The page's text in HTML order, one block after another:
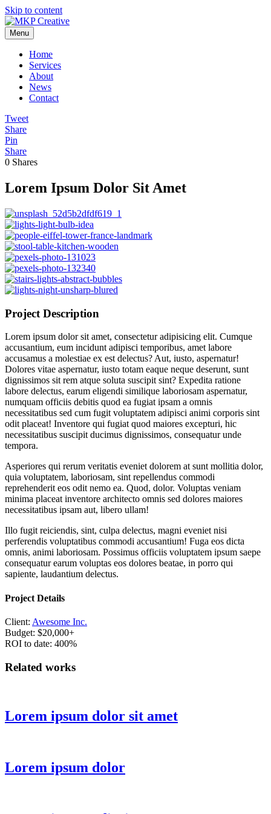
Skip to content
Menu
Home
Services
About
News
Contact
Tweet
Share
Pin
Share
0 Shares
Lorem Ipsum Dolor Sit Amet
Project Description
Lorem ipsum dolor sit amet, consectetur adipisicing elit. Cumque
accusantium, eum incidunt adipisci temporibus, amet labore
accusamus a molestiae ex est delectus? Aut, iusto, aspernatur!
Dolores vitae aspernatur, iusto totam eaque neque deserunt, sunt
dignissimos sit rem atque soluta suscipit sint? Expedita ratione
labore delectus, earum eligendi similique laboriosam aspernatur,
numquam officiis debitis quod ea fugiat ipsam a omnis
necessitatibus sed cum fugit voluptatem adipisci animi corporis sint
odit placeat! Inventore qui fugiat quod maiores excepturi, hic
necessitatibus suscipit ducimus dignissimos, consequatur unde
tempora.
Asperiores qui rerum veritatis eveniet dolorem at sunt mollitia dolor,
quia voluptatem, laboriosam, sint repellendus commodi
reprehenderit eos odit nemo ea. Quod, dolor. Voluptas veniam
minima placeat inventore architecto omnis sed dolores maiores
necessitatibus ipsam aut, libero ullam!
Illo fugit reiciendis, sint, culpa delectus, magni eveniet nisi
perferendis voluptatibus commodi accusantium! Fuga eos dicta
omnis, animi laboriosam. Possimus officiis voluptatem ipsum saepe
consequatur earum voluptas eos dolores beatae, in porro qui
sapiente, laudantium delectus.
Project Details
Client: Awesome Inc.
Budget: $20,000+
ROI to date: 400%
Related works
Lorem ipsum dolor sit amet
Lorem ipsum dolor